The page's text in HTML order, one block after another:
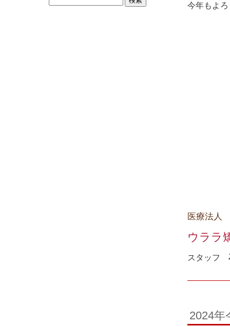
今年もよ
医療法人
ウララ
スタッフ
2024